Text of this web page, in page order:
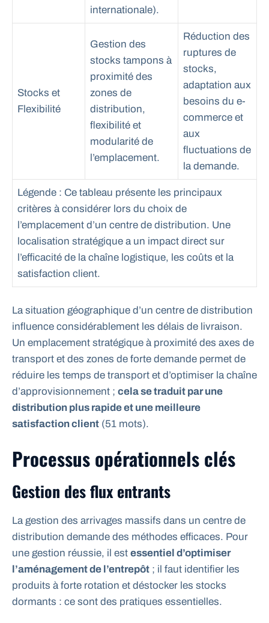
internationale).
Stocks et
Flexibilité
Gestion des
stocks tampons à
proximité des
zones de
distribution,
flexibilité et
modularité de
l’emplacement.
Réduction des
ruptures de
stocks,
adaptation aux
besoins du e-
commerce et
aux
fluctuations de
la demande.
Légende : Ce tableau présente les principaux
critères à considérer lors du choix de
l’emplacement d’un centre de distribution. Une
localisation stratégique a un impact direct sur
l’efficacité de la chaîne logistique, les coûts et la
satisfaction client.
La situation géographique d’un centre de distribution
influence considérablement les délais de livraison.
Un emplacement stratégique à proximité des axes de
transport et des zones de forte demande permet de
réduire les temps de transport et d’optimiser la chaîne
d’approvisionnement ; cela se traduit par une
distribution plus rapide et une meilleure
satisfaction client (51 mots).
Processus opérationnels clés
Gestion des flux entrants
La gestion des arrivages massifs dans un centre de
distribution demande des méthodes efficaces. Pour
une gestion réussie, il est essentiel d’optimiser
l’aménagement de l’entrepôt ; il faut identifier les
produits à forte rotation et déstocker les stocks
dormants : ce sont des pratiques essentielles.